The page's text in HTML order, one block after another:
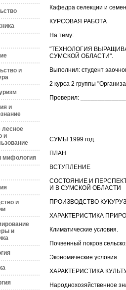
и
и
лесное
и
мифология
и
и
Кафедра селекции и
КУРСОВАЯ РАБОТА
На тему:
"ТЕХНОЛОГИЯ
СУМСКОЙ ОБЛАСТИ".
Выполнил: студент
2 курса 2 группы
Проверил:
СУМЫ 1999 год.
ПЛАН
ВСТУПЛЕНИЕ
СОСТОЯНИЕ И
И В СУМСКОЙ ОБЛАСТИ
ПРОИЗВОДСТВО
ХАРАКТЕРИСТИКА
Климатические условия.
Почвенный покров
Экономические условия.
ХАРАКТЕРИСТИКА
Народнохозяйственное